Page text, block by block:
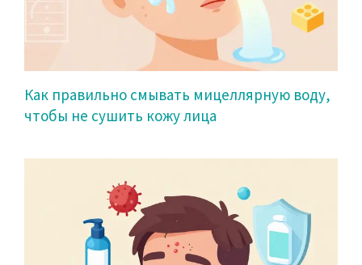
Как правильно смывать мицеллярную воду,
чтобы не сушить кожу лица